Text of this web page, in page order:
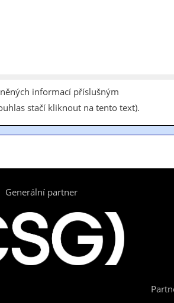
informací příslušným
stačí kliknout na tento text).
Generální partner